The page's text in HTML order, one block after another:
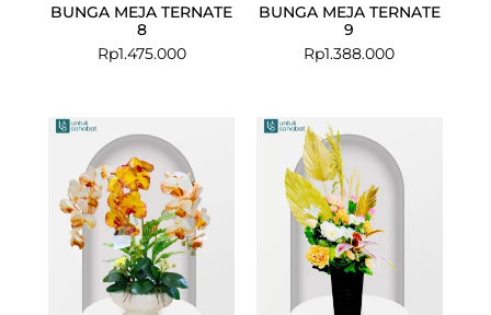
BUNGA MEJA TERNATE
8
Rp1.475.000
BUNGA MEJA TERNATE
9
Rp1.388.000